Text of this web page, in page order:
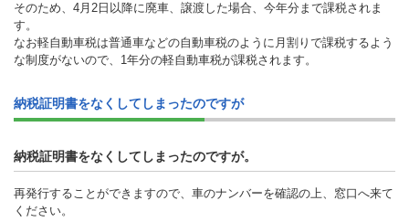
そのため、4月2日以降に廃車、譲渡した場合、今年分まで課税されま
す。
なお軽自動車税は普通車などの自動車税のように月割りで課税するよう
な制度がないので、1年分の軽自動車税が課税されます。
納税証明書をなくしてしまったのですが
納税証明書をなくしてしまったのですが。
再発行することができますので、車のナンバーを確認の上、窓口へ来て
ください。